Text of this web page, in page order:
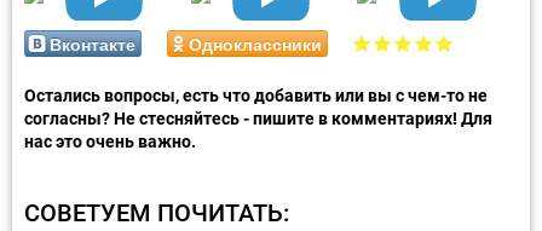
Вконтакте Одноклассники
Остались вопросы, есть что добавить или вы с чем-то не
согласны? Не стесняйтесь - пишите в комментариях! Для
нас это очень важно.
СОВЕТУЕМ ПОЧИТАТЬ: